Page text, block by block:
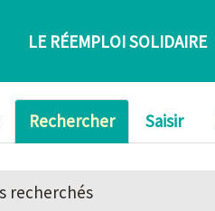
LE RÉEMPLOI SOLIDAIRE
Rechercher Saisir